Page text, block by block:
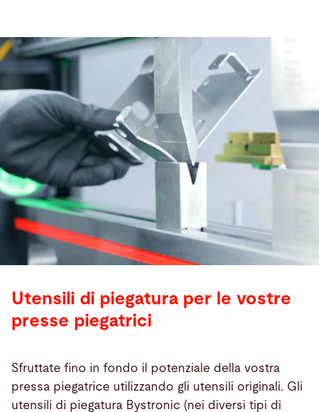
Utensili di piegatura per le vostre
presse piegatrici
Sfruttate fino in fondo il potenziale della vostra
pressa piegatrice utilizzando gli utensili originali. Gli
utensili di piegatura Bystronic (nei diversi tipi di